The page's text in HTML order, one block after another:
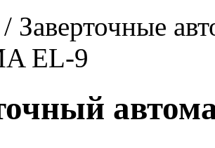
/ Заверточные
EL-9